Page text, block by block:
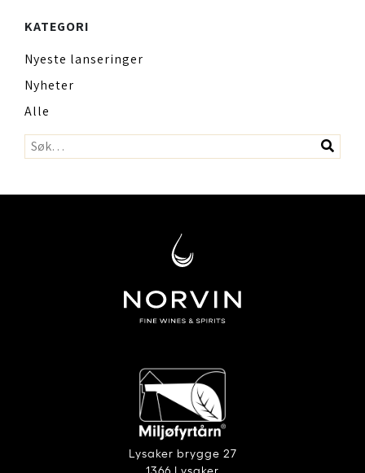
KATEGORI
Nyeste lanseringer
Nyheter
Alle
Lysaker brygge 27
1366 Lysaker